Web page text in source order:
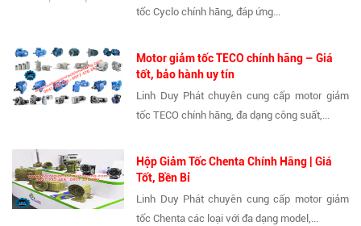
tốc Cyclo chính hãng, đáp ứng...
Motor giảm tốc TECO chính hãng – Giá
tốt, bảo hành uy tín
Linh Duy Phát chuyên cung cấp motor giảm
tốc TECO chính hãng, đa dạng công suất,...
Hộp Giảm Tốc Chenta Chính Hãng | Giá
Tốt, Bền Bỉ
Linh Duy Phát chuyên cung cấp motor giảm
tốc Chenta các loại với đa dạng model,...